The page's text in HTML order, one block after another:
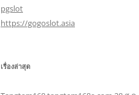
pgslot
https://gogoslot.asia
เรื่องล่าสุด